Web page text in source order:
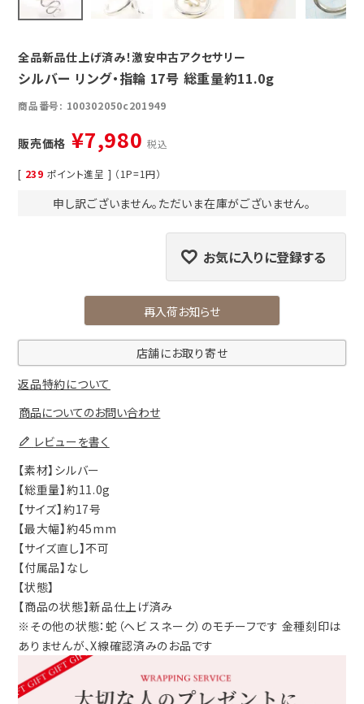
全品新品仕上げ済み！激安中古アクセサリー
シルバー リング・指輪 17号 総重量約11.0g
商品番号 100302050c201949
販売価格 ¥7,980 税込
[ 239 ポイント進呈 ] （1P=1円）
申し訳ございません。ただいま在庫がございません。
お気に入りに登録する
再入荷お知らせ
店舗にお取り寄せ
返品特約について
商品についてのお問い合わせ
レビューを書く
【素材】シルバー
【総重量】約11.0g
【サイズ】約17号
【最大幅】約45mm
【サイズ直し】不可
【付属品】なし
【状態】
【商品の状態】新品仕上げ済み
※その他の状態：蛇（ヘビ スネーク）のモチーフです 金種刻印は
ありませんが、X線確認済みのお品です